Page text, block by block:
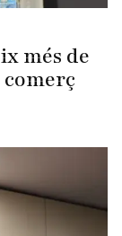
més de